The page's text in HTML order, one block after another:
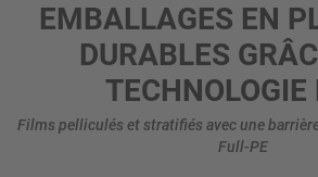
EMBALLAGES EN
DURABLES
TECHNOLOGIE
Films pelliculés et stratifiés avec une
Full-PE